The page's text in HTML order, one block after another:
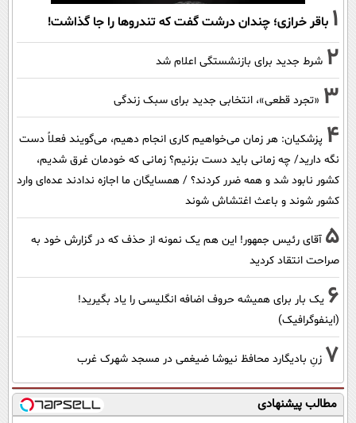
1 باقر خرازی؛ چندان درشت گفت که تندروها را جا گذاشت!
2 شرط جدید برای بازنشستگی اعلام شد
3 «تجرد قطعی»، انتخابی جدید برای سبک زندگی
4 پزشکیان: هر زمان می‌خواهیم کاری انجام دهیم، می‌گویند فعلاً دست
نگه دارید/ چه زمانی باید دست بزنیم؟ زمانی که خودمان غرق شدیم،
کشور نابود شد و همه ضرر کردند؟ / همسایگان ما اجازه ندادند عده‌ای وارد
کشور شوند و باعث اغتشاش شوند
5 آقای رئیس جمهور! این هم یک نمونه از حذف که در گزارش خود به
صراحت انتقاد کردید
6 یک بار برای همیشه حروف اضافه انگلیسی را یاد بگیرید!
(اینفوگرافیک)
7 زنِ بادیگارد محافظ نیوشا ضیغمی در مسجد شهرک غرب
مطالب پیشنهادی